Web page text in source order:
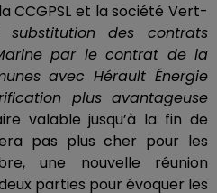
CCGPSL et la sociétéVert-
des contrats
par le contrat de la
avec Hérault Énergie
plus avantageuse
valable jusqu’à la fin de
pas plus cher pour les
une nouvelle réunion
parties pour évoquer les